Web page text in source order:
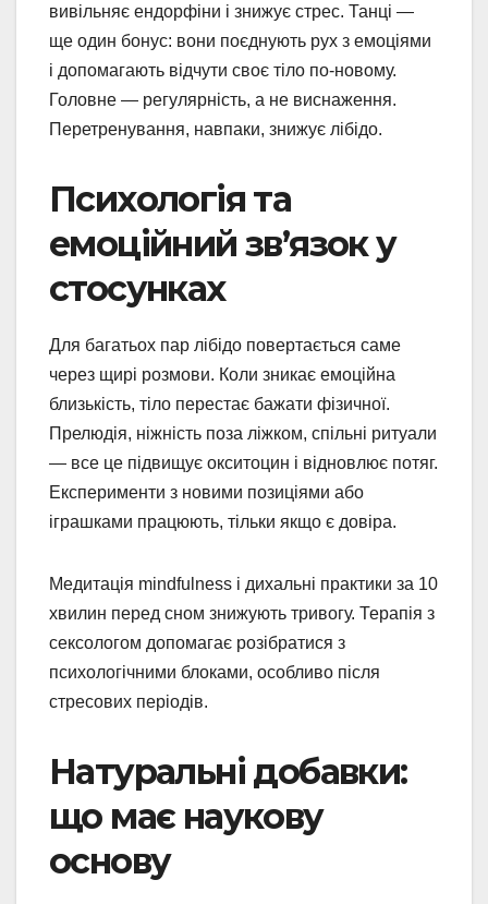
вивільняє ендорфіни і знижує стрес. Танці —
ще один бонус: вони поєднують рух з емоціями
і допомагають відчути своє тіло по-новому.
Головне — регулярність, а не виснаження.
Перетренування, навпаки, знижує лібідо.
Психологія та
емоційний зв’язок у
стосунках
Для багатьох пар лібідо повертається саме
через щирі розмови. Коли зникає емоційна
близькість, тіло перестає бажати фізичної.
Прелюдія, ніжність поза ліжком, спільні ритуали
— все це підвищує окситоцин і відновлює потяг.
Експерименти з новими позиціями або
іграшками працюють, тільки якщо є довіра.
Медитація mindfulness і дихальні практики за 10
хвилин перед сном знижують тривогу. Терапія з
сексологом допомагає розібратися з
психологічними блоками, особливо після
стресових періодів.
Натуральні добавки:
що має наукову
основу